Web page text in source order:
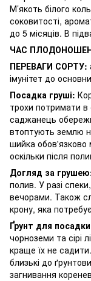
М’якоть білого
соковитості,
до 5 місяців. В
ЧАС
ПЕРЕВАГИ СОРТУ:
імунітет до
Посадка груші:
трохи потримати в
саджанець
втоптують землю
шийка
оскільки після
Догляд за
полив. У разі
вечорами. Також
крону, яка
Ґрунт для
чорноземи та сірі
краще їх не
близькі до
загнивання